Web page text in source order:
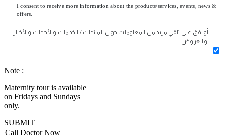
I consent to receive more information about the products/services, events, news &
offers.
أوافق على تلقي مزيد من المعلومات حول المنتجات / الخدمات والأحداث والأخبار
والعروض.
Note :
Maternity tour is available
on Fridays and Sundays
only.
SUBMIT
Call Doctor Now